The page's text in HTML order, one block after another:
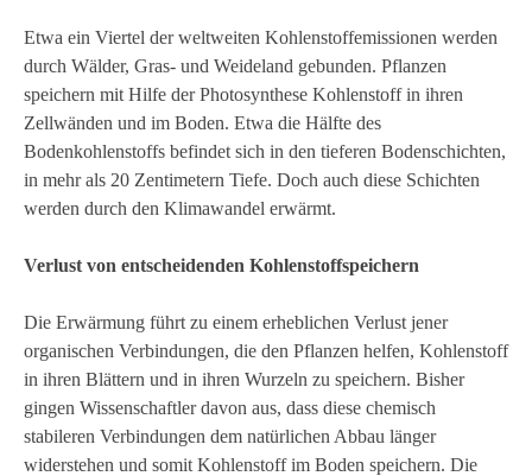
Etwa ein Viertel der weltweiten Kohlenstoffemissionen werden
durch Wälder, Gras- und Weideland gebunden. Pflanzen
speichern mit Hilfe der Photosynthese Kohlenstoff in ihren
Zellwänden und im Boden. Etwa die Hälfte des
Bodenkohlenstoffs befindet sich in den tieferen Bodenschichten,
in mehr als 20 Zentimetern Tiefe. Doch auch diese Schichten
werden durch den Klimawandel erwärmt.
Verlust von entscheidenden Kohlenstoffspeichern
Die Erwärmung führt zu einem erheblichen Verlust jener
organischen Verbindungen, die den Pflanzen helfen, Kohlenstoff
in ihren Blättern und in ihren Wurzeln zu speichern. Bisher
gingen Wissenschaftler davon aus, dass diese chemisch
stabileren Verbindungen dem natürlichen Abbau länger
widerstehen und somit Kohlenstoff im Boden speichern. Die